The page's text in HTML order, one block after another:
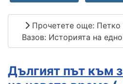
Прочетете още: Петко
Вазов: Историята на
Дългият път към